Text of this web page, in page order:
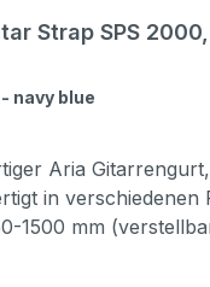
Strap SPS
- navy blue
Aria Gitarrengurt,
in verschiedenen
(verstellbar) Breite